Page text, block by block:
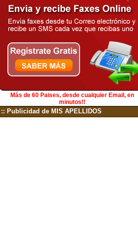
Más de 60 Paises, desde cualquier Email, en
minutos!!
:: Publicidad de MIS APELLIDOS